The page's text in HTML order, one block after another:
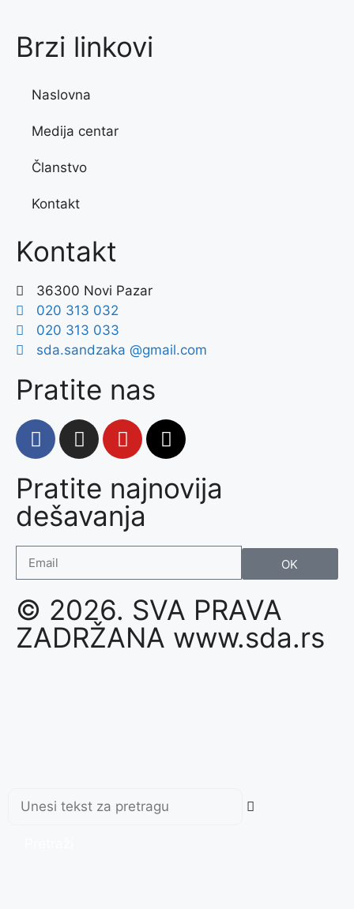
Brzi linkovi
Naslovna
Medija centar
Članstvo
Kontakt
Kontakt
36300 Novi Pazar
020 313 032
020 313 033
sda.sandzaka @gmail.com
Pratite nas
Pratite najnovija
dešavanja
OK
© 2026. SVA PRAVA
ZADRŽANA www.sda.rs